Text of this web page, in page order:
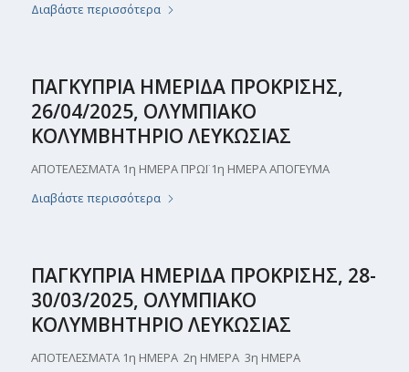
Διαβάστε περισσότερα
ΠΑΓΚΥΠΡΙΑ ΗΜΕΡΙΔΑ ΠΡΟΚΡΙΣΗΣ,
26/04/2025, ΟΛΥΜΠΙΑΚΟ
ΚΟΛΥΜΒΗΤΗΡΙΟ ΛΕΥΚΩΣΙΑΣ
ΑΠΟΤΕΛΕΣΜΑΤΑ 1η ΗΜΕΡΑ ΠΡΩΪ 1η ΗΜΕΡΑ ΑΠΟΓΕΥΜΑ
Διαβάστε περισσότερα
ΠΑΓΚΥΠΡΙΑ ΗΜΕΡΙΔΑ ΠΡΟΚΡΙΣΗΣ, 28-
30/03/2025, ΟΛΥΜΠΙΑΚΟ
ΚΟΛΥΜΒΗΤΗΡΙΟ ΛΕΥΚΩΣΙΑΣ
ΑΠΟΤΕΛΕΣΜΑΤΑ 1η ΗΜΕΡΑ 2η ΗΜΕΡΑ 3η ΗΜΕΡΑ